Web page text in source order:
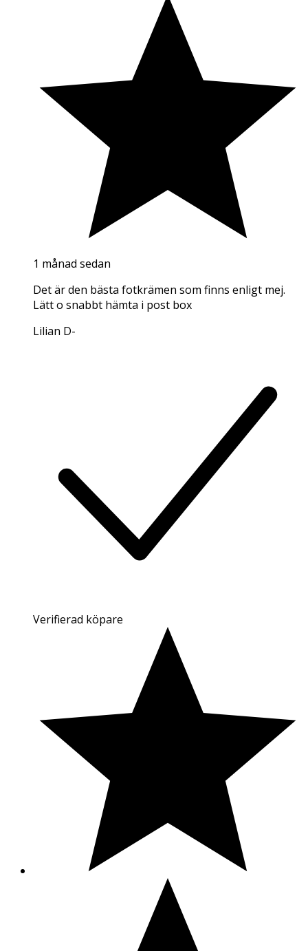
1 månad sedan
Det är den bästa fotkrämen som finns enligt mej.
Lätt o snabbt hämta i post box
Lilian D-
Verifierad köpare